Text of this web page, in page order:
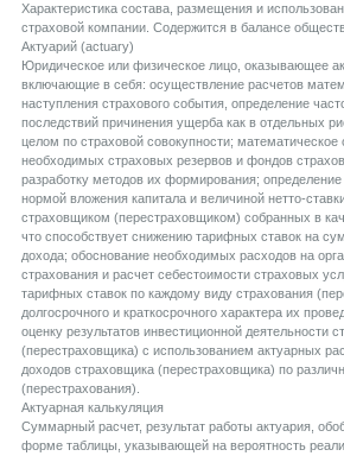
Характеристика состава, размещения и
страховой компании. Содержится в балансе
Aктуарий (actuary)
Юридическое или физическое лицо, оказывающее
включающие в себя: осуществление расчетов
наступления страхового события, определение
последствий причинения ущерба как в отдельных
целом по страховой совокупности; математическое
необходимых страховых резервов и фондов
разработку методов их формирования;
нормой вложения капитала и величиной нетто-
страховщиком (перестраховщиком) собранных в
что способствует снижению тарифных ставок на
дохода; обоснование необходимых расходов на
страхования и расчет себестоимости страховых
тарифных ставок по каждому виду страхования
долгосрочного и краткосрочного характера их
оценку результатов инвестиционной деятельности
(перестраховщика) с использованием актуарных
доходов страховщика (перестраховщика) по
(перестрахования).
Aктуарная калькуляция
Суммарный расчет, результат работы актуария,
форме таблицы, указывающей на вероятность